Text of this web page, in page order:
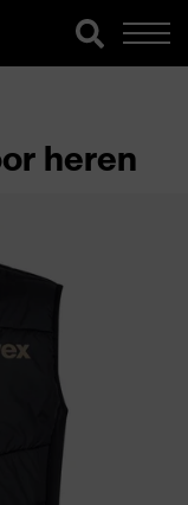
heren